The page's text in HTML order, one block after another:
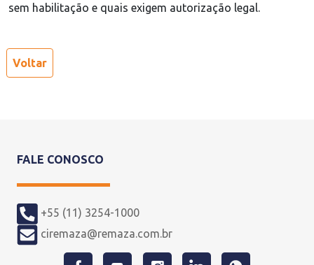
sem habilitação e quais exigem autorização legal.
Voltar
FALE CONOSCO
+55 (11) 3254-1000
ciremaza@remaza.com.br